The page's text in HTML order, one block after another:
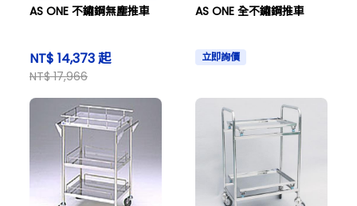
AS ONE 不鏽鋼無塵推車
NT$ 14,373 起
NT$ 17,966
AS ONE 全不鏽鋼推車
立即詢價